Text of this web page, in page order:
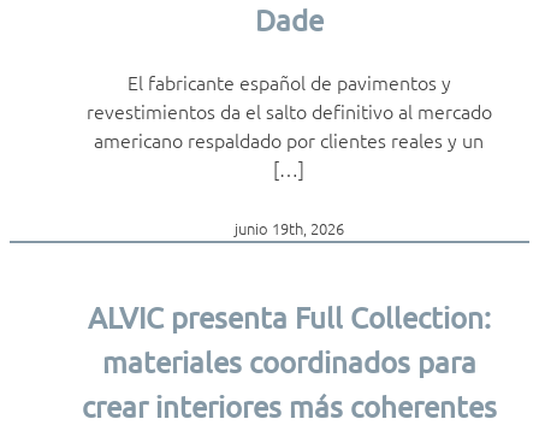
Dade
El fabricante español de pavimentos y
revestimientos da el salto definitivo al mercado
americano respaldado por clientes reales y un
[…]
junio 19th, 2026
ALVIC presenta Full Collection:
materiales coordinados para
crear interiores más coherentes